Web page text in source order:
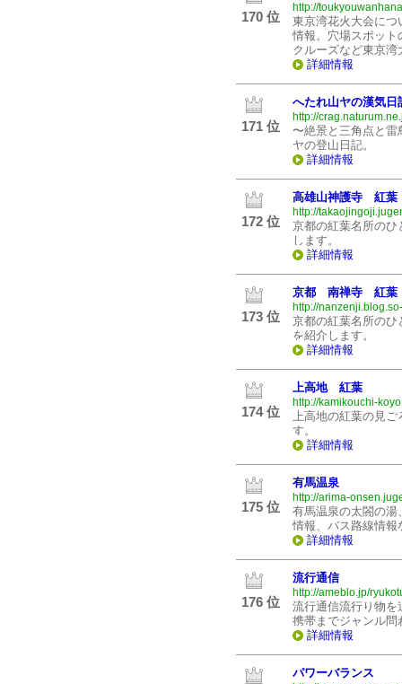
170 位
http://
東京湾花火大会につ
情報。穴場スポット
クルーズなど東京
詳細情報
171 位
へたれ山ヤの漢気日
http://
〜絶景と三角点と
ヤの登山日記。
詳細情報
172 位
高雄山神護寺 紅葉
http://
京都の紅葉名所のひ
します。
詳細情報
173 位
京都 南禅寺 紅葉
http://
京都の紅葉名所のひ
を紹介します。
詳細情報
174 位
上高地 紅葉
http://kamikouchi-
上高地の紅葉の見ご
す。
詳細情報
175 位
有馬温泉
http://arima-
有馬温泉の太閤の湯
情報、バス路線情報
詳細情報
176 位
流行通信
http://ameblo.jp/
流行通信流行り物を
携帯までジャンル問
詳細情報
パワーバランス